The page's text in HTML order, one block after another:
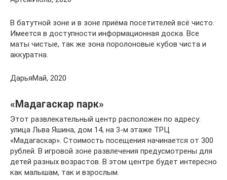
В батутной зоне и в зоне приёма посетителей всё чисто.
Имеется в доступности информационная доска. Все
маты чистые, так же зона поролоновые кубов чиста и
аккуратна.
ДарьяМай, 2020
«Мадагаскар парк»
Этот развлекательный центр расположен по адресу:
улица Льва Яшина, дом 14, на 3-м этаже ТРЦ
«Мадагаскар». Стоимость посещения начинается от 300
рублей. В игровой зоне развлечения предусмотрены для
детей разных возрастов. В этом центре будет интересно
как малышам, так и взрослым.